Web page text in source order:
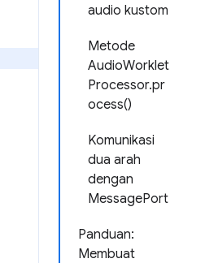
audio kustom
Metode
AudioWorklet
Processor.pr
ocess()
Komunikasi
dua arah
dengan
MessagePort
Panduan:
Membuat